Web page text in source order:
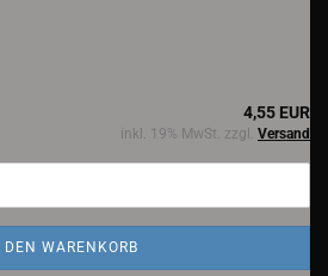
4,55 EUR
inkl. 19% MwSt. zzgl. Versand
DEN WARENKORB